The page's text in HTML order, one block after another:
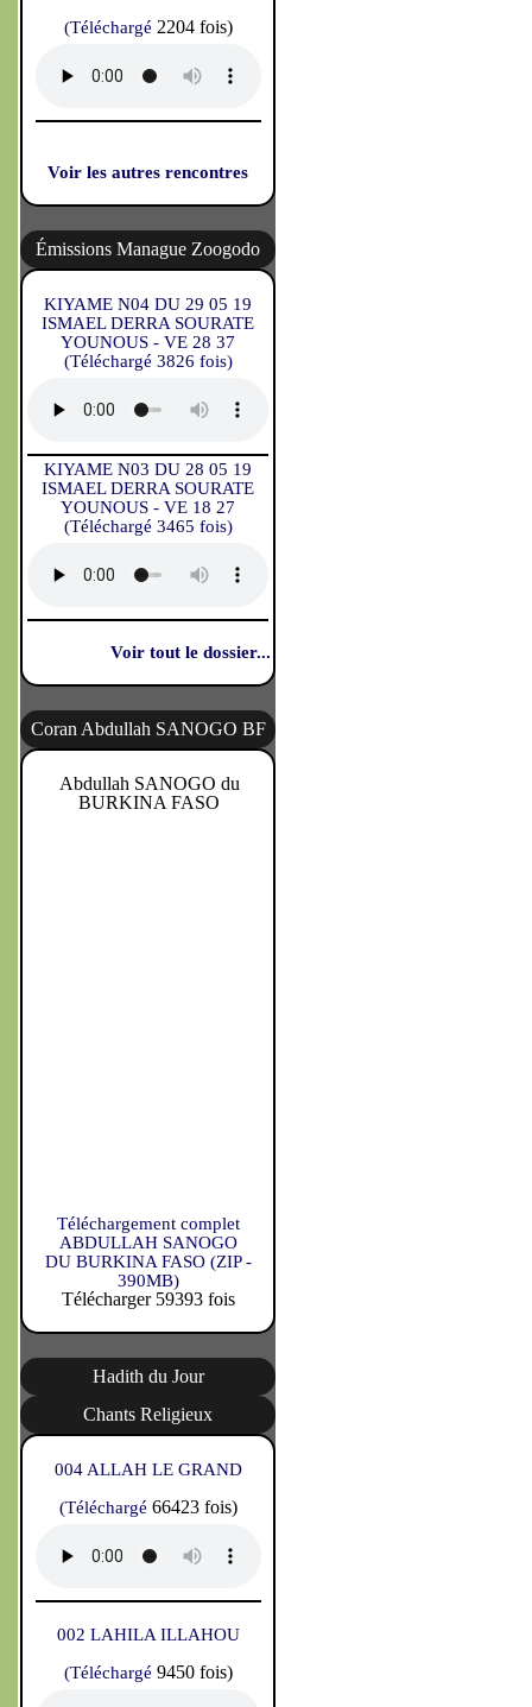
(Téléchargé 2204 fois)
Voir les autres rencontres
Émissions Manague Zoogodo
KIYAME N04 DU 29 05 19
ISMAEL DERRA SOURATE
YOUNOUS - VE 28 37
(Téléchargé 3826 fois)
KIYAME N03 DU 28 05 19
ISMAEL DERRA SOURATE
YOUNOUS - VE 18 27
(Téléchargé 3465 fois)
Voir tout le dossier...
Coran Abdullah SANOGO BF
Abdullah SANOGO du
BURKINA FASO
Téléchargement complet
ABDULLAH SANOGO
DU BURKINA FASO (ZIP -
390MB)
Télécharger 59393 fois
Hadith du Jour
Chants Religieux
004 ALLAH LE GRAND
(Téléchargé 66423 fois)
002 LAHILA ILLAHOU
(Téléchargé 9450 fois)